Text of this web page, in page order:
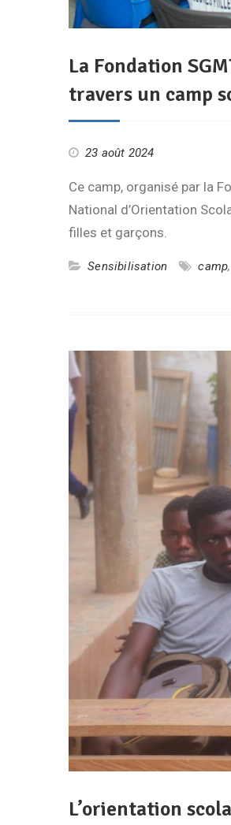
La Fondation
travers un camp
23 août 2024
Ce camp, organisé par la
National d’Orientation
filles et garçons.
Sensibilisation camp,
L’orientation